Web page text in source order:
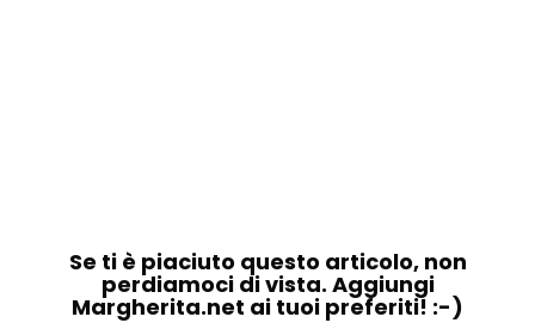
Se ti è piaciuto questo articolo, non
perdiamoci di vista. Aggiungi
Margherita.net ai tuoi preferiti! :-)